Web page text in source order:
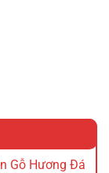
Gỗ Hương Đá